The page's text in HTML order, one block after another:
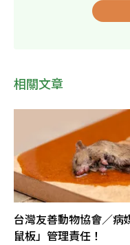
相關文章
台灣友善動物協會／病
鼠板」管理責任！